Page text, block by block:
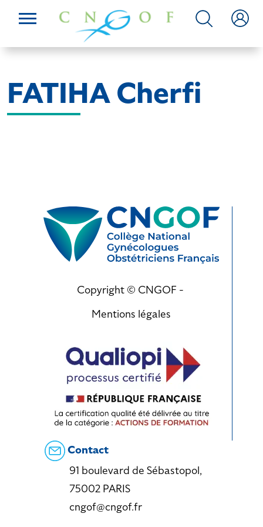
FATIHA Cherfi
Copyright © CNGOF -
Mentions légales
Contact
91 boulevard de Sébastopol,
75002 PARIS
cngof@cngof.fr